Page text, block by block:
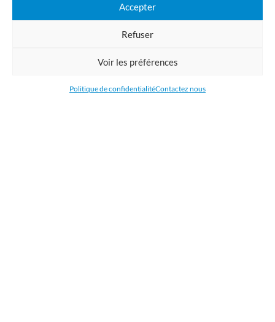
Accepter
Refuser
Voir les préférences
Politique de confidentialitéContactez nous
Imprimerie numérique grand format
entreprise. Nous imprimons : bâche, tissu, film adhésive, drapeau,
Belgique, aux Pays-Bas et au Luxembourg et dans la plupart des pays de